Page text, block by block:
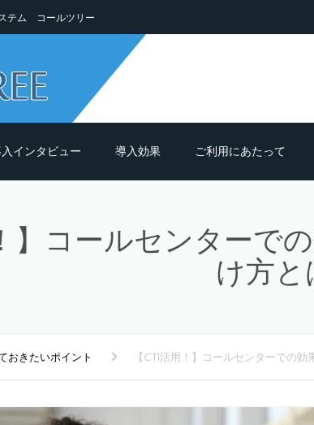
テム コールツリー
インタビュー 導入効果
導入効果シュミレーション
導入の前におさえておきたいポイン
ご利用にあたって
ご利用までの流れ
よくある質問
】コールセンターで
け方と
おきたいポイント 【CTI活用！】コールセンターでの